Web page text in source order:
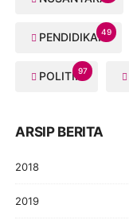
PENDIDIKAN49
POLITIK97
ARSIP BERITA
2018
2019